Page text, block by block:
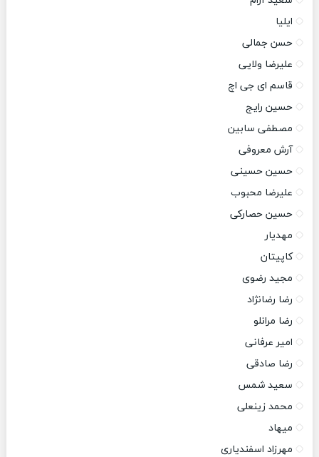
ایلیا
حسن جمالی
علیرضا ولایی
قاسم ای جی اچ
حسین رایج
مصطفی سابین
آرش معروفی
حسین حسینی
علیرضا محبوب
حسین حصارکی
مهدیار
کاپیتان
مجید رضوی
رضا رضانژاد
رضا مرانلو
امیر عرفانی
رضا صادقی
سعید شمس
محمد زینعلی
میهاد
مهرزاد اسفندیاری